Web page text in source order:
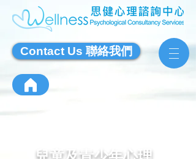
Contact Us 聯絡我們
兒童及青少年心理